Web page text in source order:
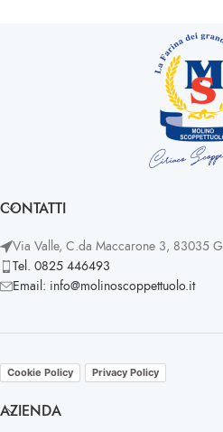
CONTATTI
Via Valle, C.da Maccarone 3, 83035
Tel. 0825 446493
Email: info@molinoscoppettuolo.it
Cookie Policy Privacy Policy
AZIENDA